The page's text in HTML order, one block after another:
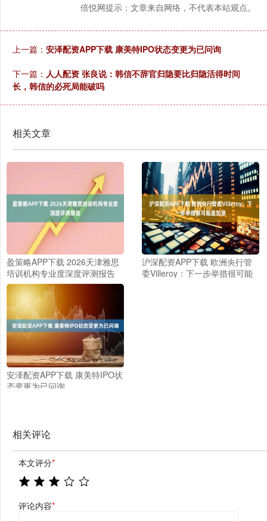
倍悦网提示：文章来自网络，不代表本站观点。
上一篇： 安泽配资APP下载 康美特IPO状态变更为已问询
下一篇： 人人配资 张良说：韩信不辞官归隐要比归隐活得时间
长，韩信的必死局能破吗
相关文章
盈策略APP下载 2026天津雅思
培训机构专业度深度评测报告
沪深配资APP下载 欧洲央行管
委Villeroy：下一步举措很可能
安泽配资APP下载 康美特IPO状
态变更为已问询
相关评论
本文评分*
评论内容*